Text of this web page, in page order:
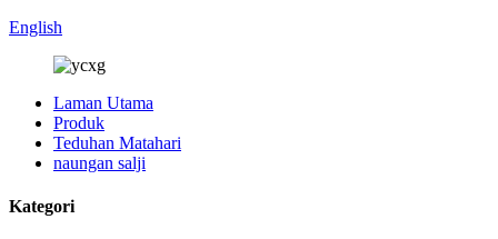
English
Laman Utama
Produk
Teduhan Matahari
naungan salji
Kategori